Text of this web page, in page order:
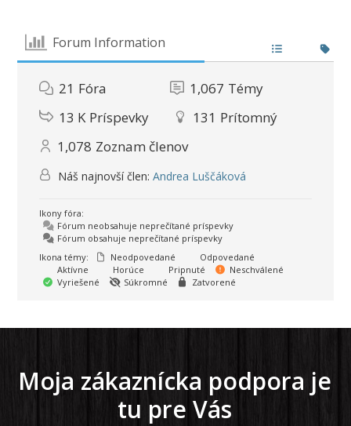
Forum Information
21 Fóra 1,067 Témy
13 K Príspevky 131 Prítomný
1,078 Zoznam členov
Náš najnovší člen:Andrea Luščáková
Ikony fóra:
Fórum neobsahuje neprečítané príspevky
Fórum obsahuje neprečítané príspevky
Ikona témy:
Neodpovedané
Odpovedané
Aktívne
Horúce Pripnuté
Neschválené
Vyriešené
Súkromné Zatvorené
Moja zákaznícka podpora je
tu pre Vás